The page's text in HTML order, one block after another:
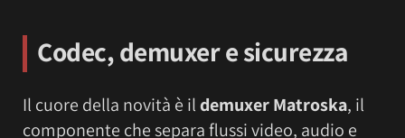
Codec, demuxer e sicurezza
Il cuore della novità è ildemuxer Matroska, il
componente che separa flussi video, audio e